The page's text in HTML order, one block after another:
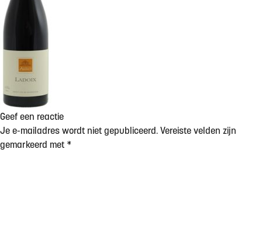
Geef een reactie
Je e-mailadres wordt niet gepubliceerd. Vereiste velden zijn
gemarkeerd met *